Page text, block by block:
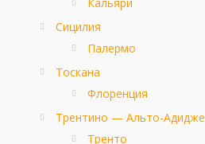
Сицилия
Палермо
Тоскана
Флоренция
Трентино — Альто-Адидже
Тренто